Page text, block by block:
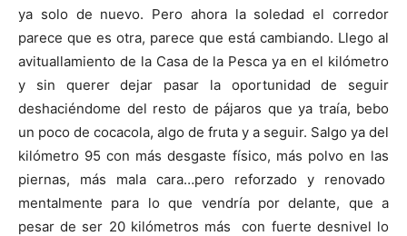
ya solo de nuevo. Pero ahora la soledad el corredor
parece que es otra, parece que está cambiando. Llego al
avituallamiento de la Casa de la Pesca ya en el kilómetro
y sin querer dejar pasar la oportunidad de seguir
deshaciéndome del resto de pájaros que ya traía, bebo
un poco de cocacola, algo de fruta y a seguir. Salgo ya del
kilómetro 95 con más desgaste físico, más polvo en las
piernas, más mala cara…pero reforzado y renovado
mentalmente para lo que vendría por delante, que a
pesar de ser 20 kilómetros más con fuerte desnivel lo